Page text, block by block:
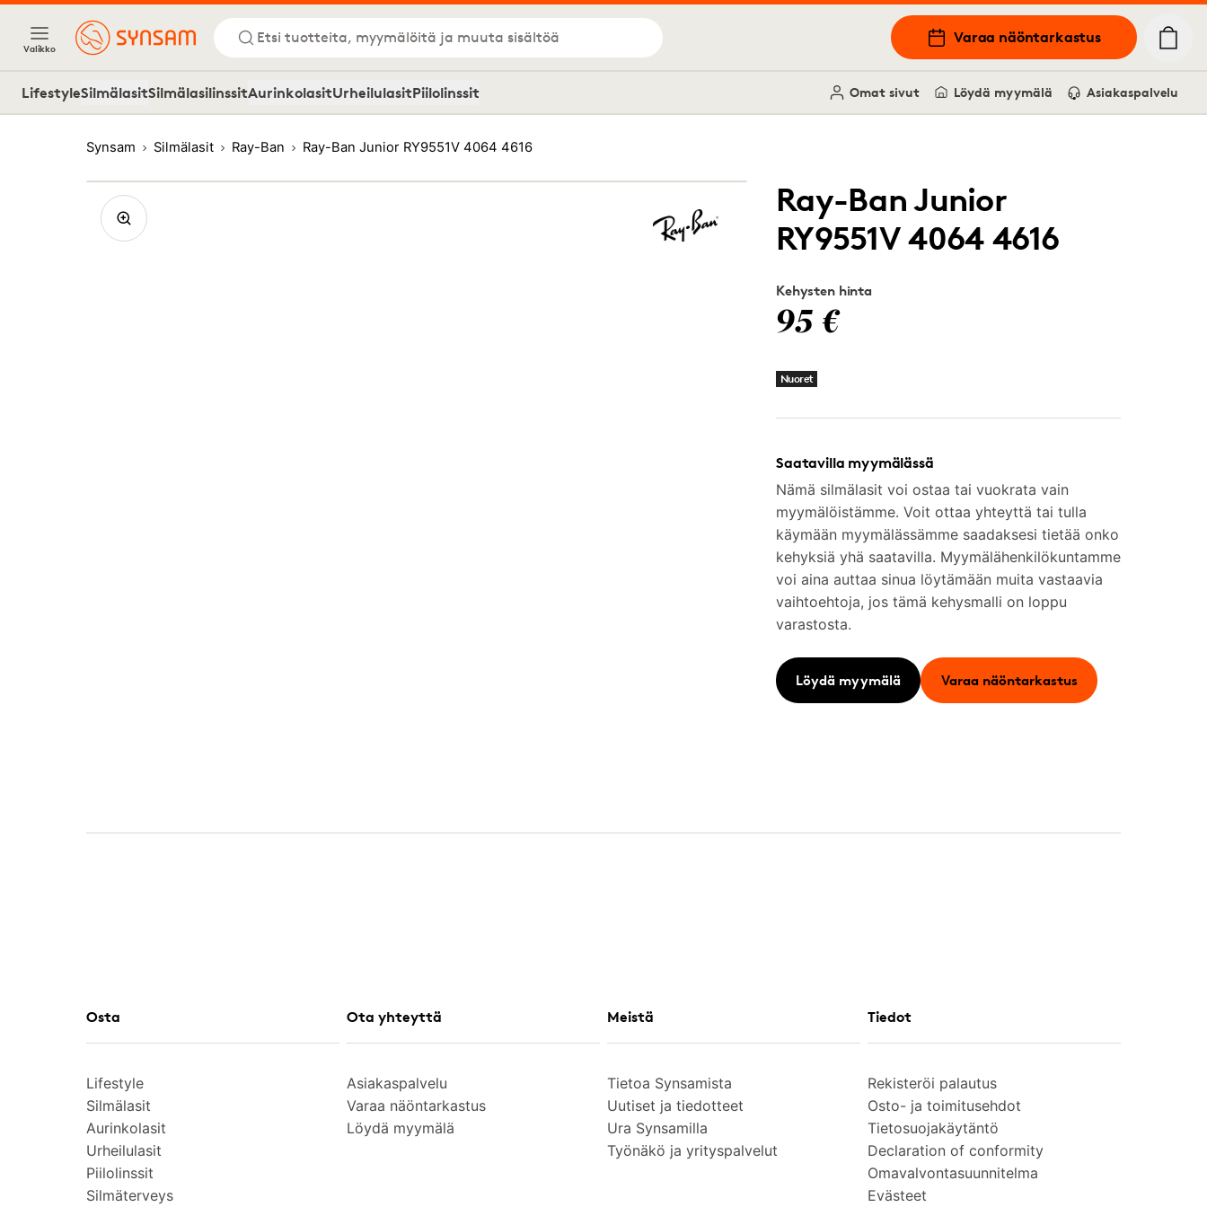
Valikko
Etsi tuotteita, myymälöitä ja muuta sisältöä Varaa näöntarkastus
LifestyleSilmälasitSilmälasilinssitAurinkolasitUrheilulasitPiilolinssit Omat sivut Löydä myymälä Asiakaspalvelu
Synsam Silmälasit Ray-Ban Ray-Ban Junior RY9551V 4064 4616
Ray-Ban Junior
RY9551V 4064 4616
Kehysten hinta
95 €
Nuoret
Saatavilla myymälässä
Nämä silmälasit voi ostaa tai vuokrata vain
myymälöistämme. Voit ottaa yhteyttä tai tulla
käymään myymälässämme saadaksesi tietää onko
kehyksiä yhä saatavilla. Myymälähenkilökuntamme
voi aina auttaa sinua löytämään muita vastaavia
vaihtoehtoja, jos tämä kehysmalli on loppu
varastosta.
Löydä myymälä Varaa näöntarkastus
Osta
Lifestyle
Silmälasit
Aurinkolasit
Urheilulasit
Piilolinssit
Silmäterveys
Ota yhteyttä
Asiakaspalvelu
Varaa näöntarkastus
Löydä myymälä
Meistä
Tietoa Synsamista
Uutiset ja tiedotteet
Ura Synsamilla
Työnäkö ja yrityspalvelut
Tiedot
Rekisteröi palautus
Osto- ja toimitusehdot
Tietosuojakäytäntö
Declaration of conformity
Omavalvontasuunnitelma
Evästeet